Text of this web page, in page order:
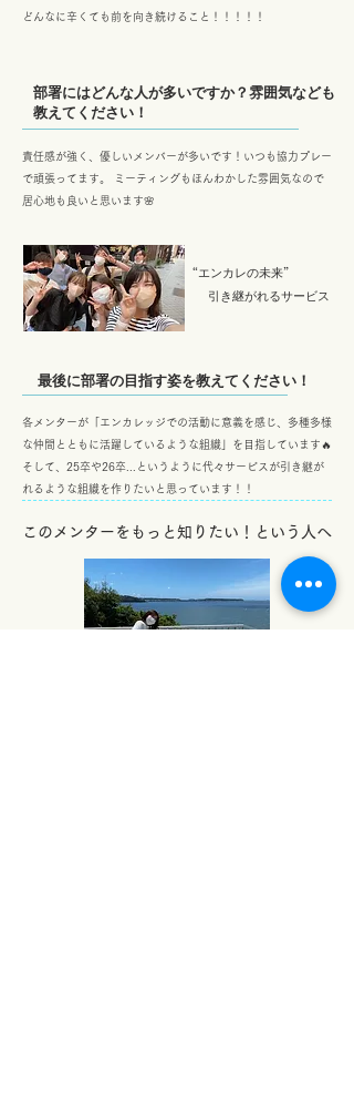
どんなに辛くても前を向き続けること！！！！！
​部署にはどんな人が多いですか？雰囲気なども
教えてください！
責任感が強く、優しいメンバーが多いです！いつも協力プレー
で頑張ってます。 ミーティングもほんわかした雰囲気なので
居心地も良いと思います🌸
​“エンカレの未来”
​引き継がれるサービス
​ 最後に部署の目指す姿を教えてください！
各メンターが「エンカレッジでの活動に意義を感じ、多種多様
な仲間とともに活躍しているような組織」を目指しています🔥
そして、25卒や26卒...というように代々サービスが引き継が
れるような組織を作りたいと思っています！！
​このメンターをもっと知りたい！という人へ